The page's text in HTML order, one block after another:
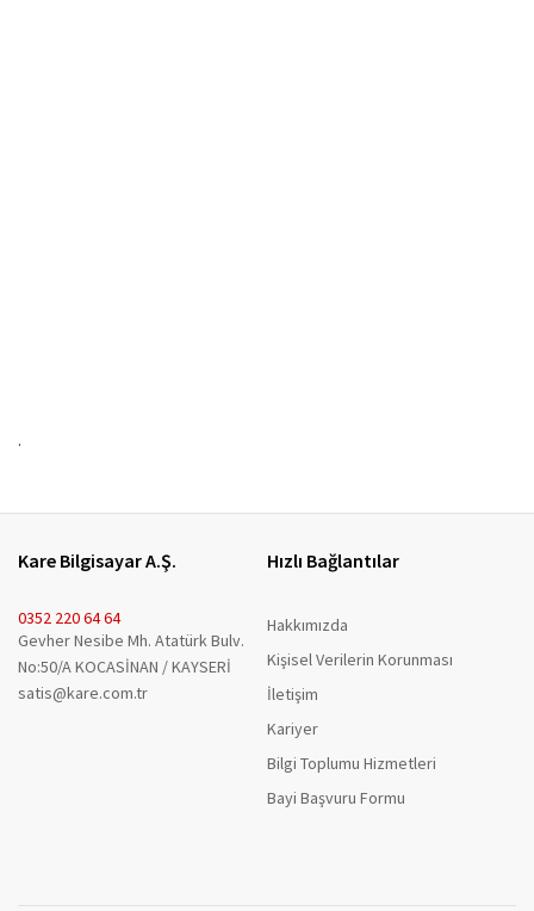
.
Kare Bilgisayar A.Ş.
0352 220 64 64
Gevher Nesibe Mh. Atatürk Bulv.
No:50/A KOCASİNAN / KAYSERİ
satis@kare.com.tr
Hızlı Bağlantılar
Hakkımızda
Kişisel Verilerin Korunması
İletişim
Kariyer
Bilgi Toplumu Hizmetleri
Bayi Başvuru Formu